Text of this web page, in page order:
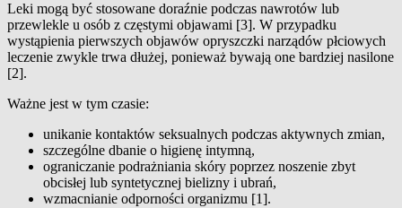
Leki mogą być stosowane doraźnie podczas nawrotów lub
przewlekle u osób z częstymi objawami [3]. W przypadku
wystąpienia pierwszych objawów opryszczki narządów płciowych
leczenie zwykle trwa dłużej, ponieważ bywają one bardziej nasilone
[2].
Ważne jest w tym czasie:
unikanie kontaktów seksualnych podczas aktywnych zmian,
szczególne dbanie o higienę intymną,
ograniczanie podrażniania skóry poprzez noszenie zbyt
obcisłej lub syntetycznej bielizny i ubrań,
wzmacnianie odporności organizmu [1].